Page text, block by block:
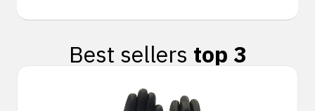
Best sellers top 3